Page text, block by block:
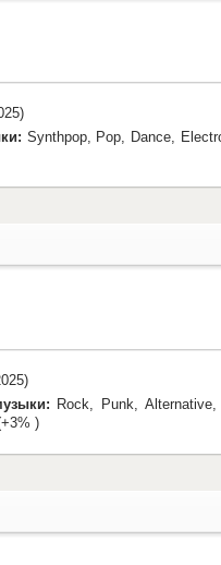
Synthpop, Pop, Dance,
Rock, Punk,
)